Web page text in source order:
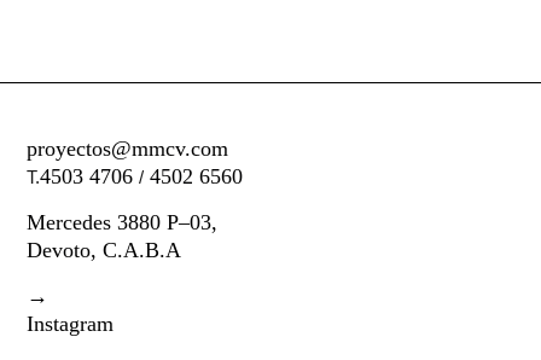
proyectos@mmcv.com
T.4503 4706 / 4502 6560
Mercedes 3880 P–03,
Devoto, C.A.B.A
→
Instagram